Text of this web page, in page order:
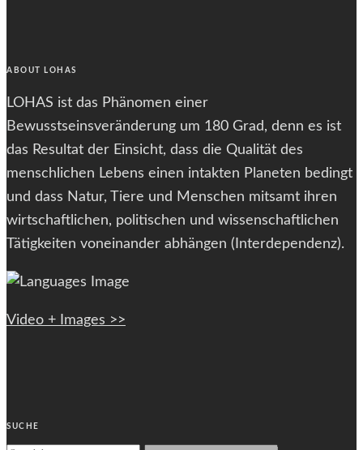
ABOUT LOHAS
LOHAS ist das Phänomen einer
Bewusstseinsveränderung um 180 Grad, denn es ist
das Resultat der Einsicht, dass die Qualität des
menschlichen Lebens einen intakten Planeten bedingt
und dass Natur, Tiere und Menschen mitsamt ihren
wirtschaftlichen, politischen und wissenschaftlichen
Tätigkeiten voneinander abhängen (Interdependenz).
Video + Images >>
SUCHE